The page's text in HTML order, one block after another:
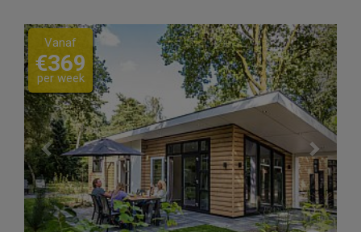
Previous Next
Vanaf
€369
per week